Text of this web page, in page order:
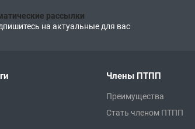
рассылки
на актуальные для вас
Члены ПТПП
Преимущества
Стать членом ПТПП